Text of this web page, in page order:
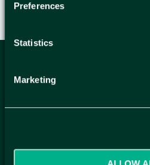
Preferences
Statistics
Marketing
ANMÄL DIG HÄR TILL
NYHETSBREV
Få relevanta erbjudande och
KUNDTJÄNST